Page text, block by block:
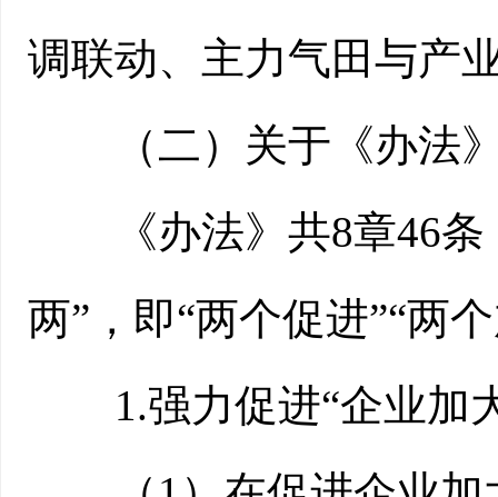
调联动、主力气田与产
（二）关于《办法》
《办法》共8章46条
两”，即“两个促进”“两
1.强力促进“企业加大